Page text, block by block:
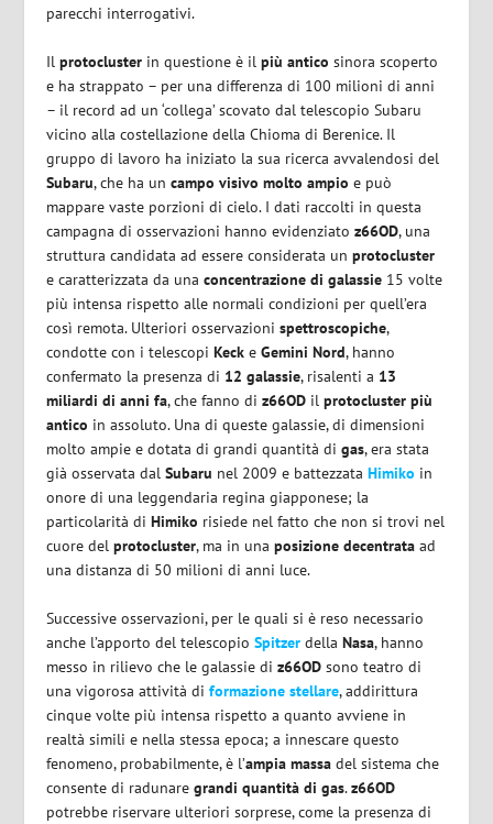
parecchi interrogativi.
Ilprotocluster in questione è ilpiù antico sinora scoperto
e ha strappato – per una differenza di 100 milioni di anni
– il record ad un ‘collega’ scovato dal telescopio Subaru
vicino alla costellazione della Chioma di Berenice. Il
gruppo di lavoro ha iniziato la sua ricerca avvalendosi del
Subaru, che ha uncampo visivo molto ampio e può
mappare vaste porzioni di cielo. I dati raccolti in questa
campagna di osservazioni hanno evidenziatoz66OD, una
struttura candidata ad essere considerata unprotocluster
e caratterizzata da unaconcentrazione di galassie 15 volte
più intensa rispetto alle normali condizioni per quell’era
così remota. Ulteriori osservazionispettroscopiche,
condotte con i telescopiKeck eGemini Nord, hanno
confermato la presenza di 12 galassie, risalenti a 13
miliardi di anni fa, che fanno di z66OD ilprotocluster più
antico in assoluto. Una di queste galassie, di dimensioni
molto ampie e dotata di grandi quantità digas, era stata
già osservata dalSubaru nel 2009 e battezzata Himiko in
onore di una leggendaria regina giapponese; la
particolarità diHimiko risiede nel fatto che non si trovi nel
cuore delprotocluster, ma in unaposizione decentrata ad
una distanza di 50 milioni di anni luce.
Successive osservazioni, per le quali si è reso necessario
anche l’apporto del telescopioSpitzer dellaNasa, hanno
messo in rilievo che le galassie diz66OD sono teatro di
una vigorosa attività diformazione stellare, addirittura
cinque volte più intensa rispetto a quanto avviene in
realtà simili e nella stessa epoca; a innescare questo
fenomeno, probabilmente, è l’ampia massa del sistema che
consente di radunaregrandi quantità di gas.z66OD
potrebbe riservare ulteriori sorprese, come la presenza di